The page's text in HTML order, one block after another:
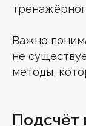
Важно
не
методы,
Подсчёт